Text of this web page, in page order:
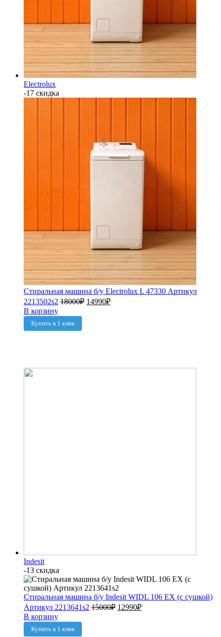
Electrolux
-17 скидка
Стиральная машина б/у Electrolux L 47330 Артикул
2213502s2 18000₽ 14990₽
В корзину
Купить в 1 клик
Indesit
-13 скидка
Стиральная машина б/у Indesit WIDL 106 EX (с сушкой)
Артикул 2213641s2 15000₽ 12990₽
В корзину
Купить в 1 клик